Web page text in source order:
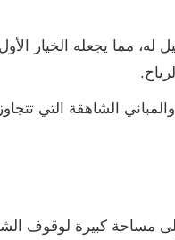
له، مما يجعله الخيار
الشاهقة التي تتجاوز
مساحة كبيرة لوقوف